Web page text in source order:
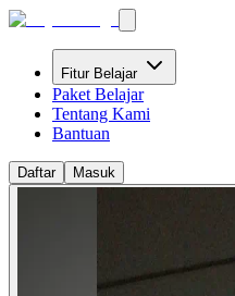
Fitur Belajar
Paket Belajar
Tentang Kami
Bantuan
Daftar Masuk